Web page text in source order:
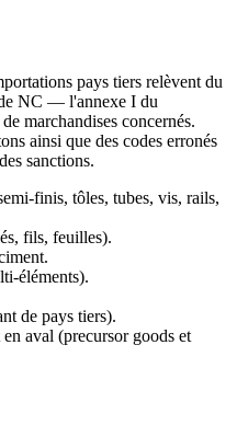
pays tiers relèvent du
NC — l'annexe I du
marchandises concernés.
ainsi que des codes erronés
sanctions.
finis, tôles, tubes, vis, rails,
fils, feuilles).
éléments).
de pays tiers).
aval (precursor goods et